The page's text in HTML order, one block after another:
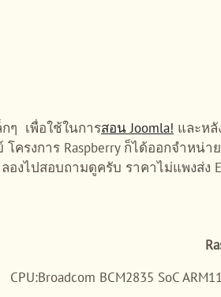
ๆ เพื่อใช้ในการสอน Joomla! และห
งการ Raspberry ก็ได้ออกจำหน่าย
องไปสอบถามดูครับ ราคาไม่แพงส่ง
CPU:Broadcom BCM2835 SoC